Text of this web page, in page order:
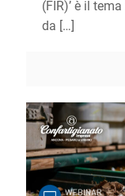
(FIR)’ è il
da […]